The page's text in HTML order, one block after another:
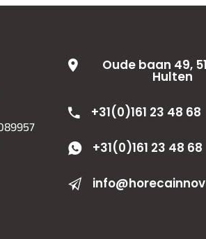
Oude baan 49,
Hulten
+31(0)161 23 48 68
+31(0)161 23 48 68